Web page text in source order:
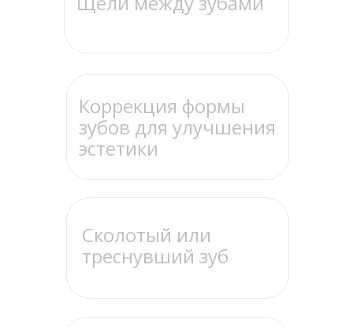
Сколотый или
треснувший зуб
Коррекция формы
зубов для улучшения
эстетики